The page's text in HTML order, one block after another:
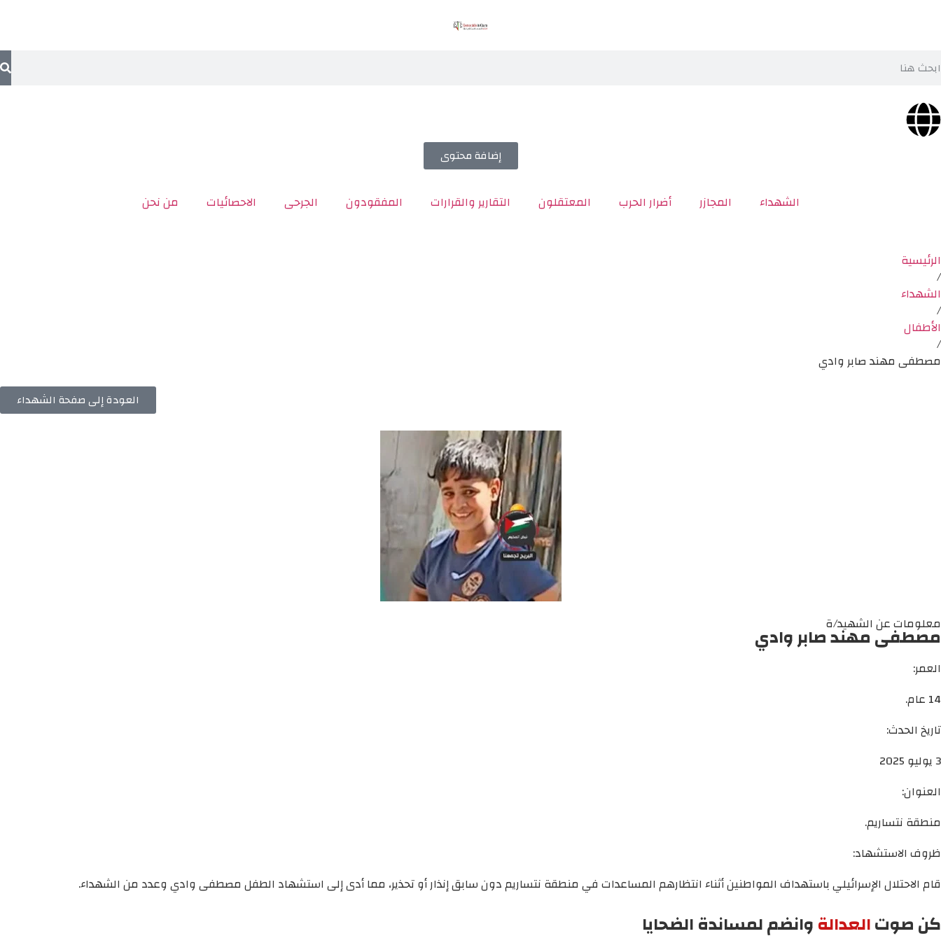
إضافة محتوى
الشهداء المجازر أضرار الحرب المعتقلون التقارير والقرارات المفقودون الجرحى الاحصائيات من نحن
الرئيسية
/
الشهداء
/
الأطفال
/
مصطفى مهند صابر وادي
العودة إلى صفحة الشهداء
معلومات عن الشهيد/ة
مصطفى مهند صابر وادي
العمر:
14 عام.
تاريخ الحدث:
3 يوليو 2025
العنوان:
منطقة نتساريم.
ظروف الاستشهاد:
قام الاحتلال الإسرائيلي باستهداف المواطنين أثناء انتظارهم المساعدات في منطقة نتساريم دون سابق إنذار أو تحذير، مما أدى إلى استشهاد الطفل مصطفى وادي وعدد من الشهداء.
كن صوتالعدالةوانضم لمساندة الضحايا